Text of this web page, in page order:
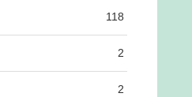
118
2
2